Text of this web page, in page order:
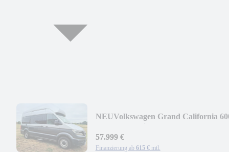
NEUVolkswagen Grand California
57.999 €
Finanzierung ab 615 € mtl.